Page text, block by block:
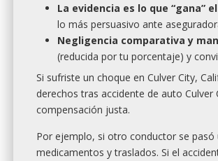
La evidencia es lo que “gana”
lo más persuasivo ante
Negligencia comparativa y
(reducida por tu porcentaje) y
Si sufriste un choque en Culver City,
derechos tras accidente de auto
compensación justa.
Por ejemplo, si otro conductor se
medicamentos y traslados. Si el